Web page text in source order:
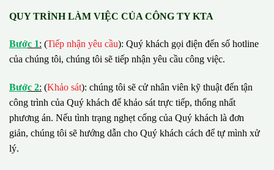
QUY TRÌNH LÀM VIỆC CỦA CÔNG TY KTA
Bước 1: (Tiếp nhận yêu cầu): Quý khách gọi điện đến số hotline
của chúng tôi, chúng tôi sẽ tiếp nhận yêu cầu công việc.
Bước 2: (Khảo sát): chúng tôi sẽ cử nhân viên kỹ thuật đến tận
công trình của Quý khách để khảo sát trực tiếp, thống nhất
phương án. Nếu tình trạng nghẹt cống của Quý khách là đơn
giản, chúng tôi sẽ hướng dẫn cho Quý khách cách để tự mình xử
lý.